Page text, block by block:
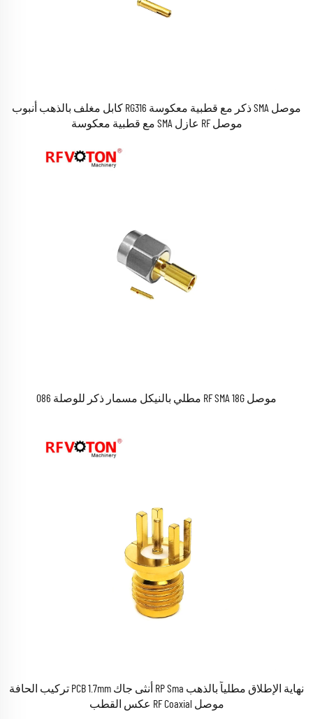
موصل SMA ذكر مع قطبية معكوسة RG316 كابل مغلف بالذهب أنبوب
موصل RF عازل SMA مع قطبية معكوسة
موصل RF SMA 18G مطلي بالنيكل مسمار ذكر للوصلة 086
نهاية الإطلاق مطلياً بالذهب RP Sma أنثى جاك PCB 1.7mm تركيب الحافة
موصل RF Coaxial عكس القطب